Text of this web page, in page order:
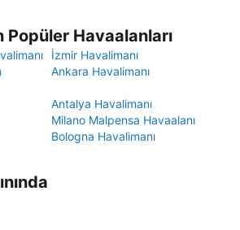
Popüler Havaalanları
İzmir Havalimanı
Ankara Havalimanı
Antalya Havalimanı
Milano Malpensa Havaalanı
Bologna Havalimanı